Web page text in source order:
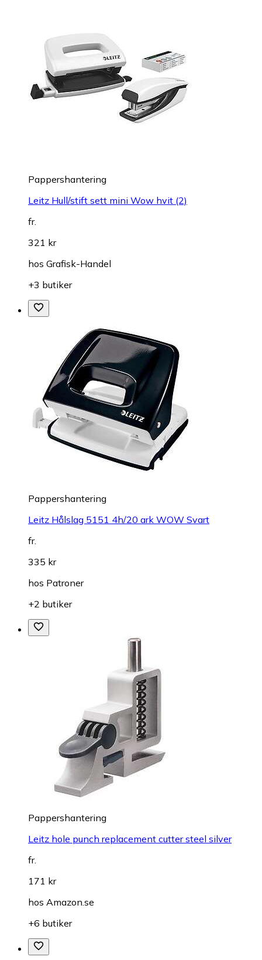
Pappershantering
Leitz Hull/stift sett mini Wow hvit (2)
fr.
321 kr
hos Grafisk-Handel
+3 butiker
Pappershantering
Leitz Hålslag 5151 4h/20 ark WOW Svart
fr.
335 kr
hos Patroner
+2 butiker
Pappershantering
Leitz hole punch replacement cutter steel silver
fr.
171 kr
hos Amazon.se
+6 butiker